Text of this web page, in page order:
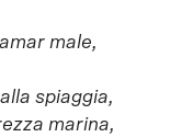
male,
spiaggia,
marina,